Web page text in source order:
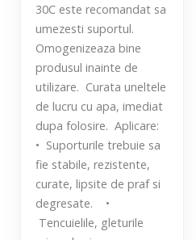
30C este recomandat sa
umezesti suportul.
Omogenizeaza bine
produsul inainte de
utilizare. Curata uneltele
de lucru cu apa, imediat
dupa folosire. Aplicare:
• Suporturile trebuie sa
fie stabile, rezistente,
curate, lipsite de praf si
degresate. •
Tencuielile, gleturile